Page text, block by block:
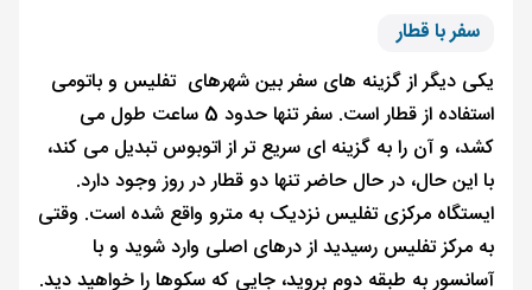
سفر با قطار
یکی دیگر از گزینه های سفر بین شهرهای تفلیس و باتومی
استفاده از قطار است. سفر تنها حدود 5 ساعت طول می
کشد، و آن را به گزینه ای سریع تر از اتوبوس تبدیل می کند،
با این حال، در حال حاضر تنها دو قطار در روز وجود دارد.
ایستگاه مرکزی تفلیس نزدیک به مترو واقع شده است. وقتی
به مرکز تفلیس رسیدید از درهای اصلی وارد شوید و با
آسانسور به طبقه دوم بروید، جایی که سکوها را خواهید دید.